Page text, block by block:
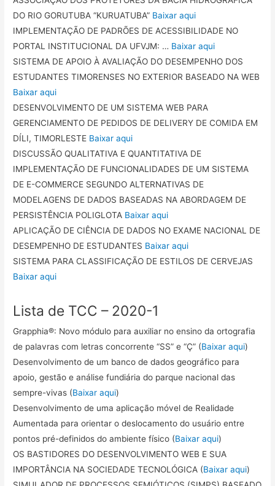
DO RIO GORUTUBA “KURUATUBA” Baixar aqui
IMPLEMENTAÇÃO DE PADRÕES DE ACESSIBILIDADE NO
PORTAL INSTITUCIONAL DA UFVJM: … Baixar aqui
SISTEMA DE APOIO À AVALIAÇÃO DO DESEMPENHO DOS
ESTUDANTES TIMORENSES NO EXTERIOR BASEADO NA WEB
Baixar aqui
DESENVOLVIMENTO DE UM SISTEMA WEB PARA
GERENCIAMENTO DE PEDIDOS DE DELIVERY DE COMIDA EM
DÍLI, TIMORLESTE Baixar aqui
DISCUSSÃO QUALITATIVA E QUANTITATIVA DE
IMPLEMENTAÇÃO DE FUNCIONALIDADES DE UM SISTEMA
DE E-COMMERCE SEGUNDO ALTERNATIVAS DE
MODELAGENS DE DADOS BASEADAS NA ABORDAGEM DE
PERSISTÊNCIA POLIGLOTA Baixar aqui
APLICAÇÃO DE CIÊNCIA DE DADOS NO EXAME NACIONAL DE
DESEMPENHO DE ESTUDANTES Baixar aqui
SISTEMA PARA CLASSIFICAÇÃO DE ESTILOS DE CERVEJAS
Baixar aqui
Lista de TCC – 2020-1
Grapphia®: Novo módulo para auxiliar no ensino da ortografia
de palavras com letras concorrente “SS” e “Ç” (Baixar aqui)
Desenvolvimento de um banco de dados geográfico para
apoio, gestão e análise fundiária do parque nacional das
sempre-vivas (Baixar aqui)
Desenvolvimento de uma aplicação móvel de Realidade
Aumentada para orientar o deslocamento do usuário entre
pontos pré-definidos do ambiente físico (Baixar aqui)
OS BASTIDORES DO DESENVOLVIMENTO WEB E SUA
IMPORTÂNCIA NA SOCIEDADE TECNOLÓGICA (Baixar aqui)